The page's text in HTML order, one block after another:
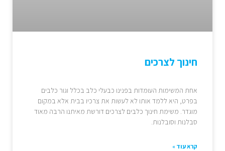
חינוך לצרכים
אחת המשימות העומדות בפנינו כבעלי כלב בכלל וגור כלבים
בפרט, היא ללמד אותו לא לעשות את צרכיו בבית אלא במקום
מוגדר. משימת חינוך כלבים לצרכים דורשת מאיתנו הרבה מאוד
סבלנות וסובלנות.
קרא עוד »